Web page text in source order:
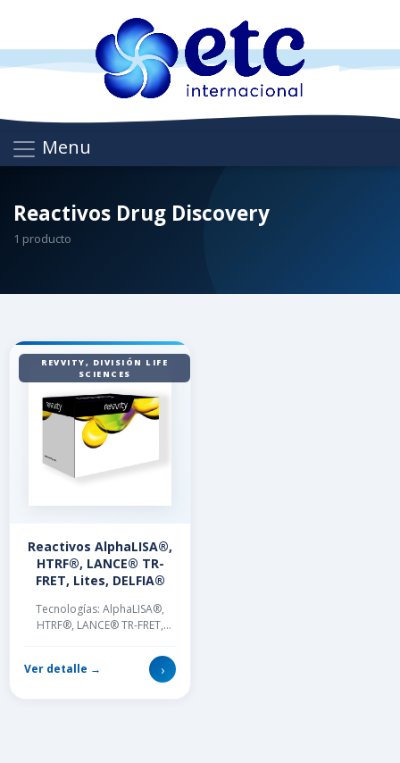
Menu
Reactivos Drug Discovery
1 producto
REVVITY, DIVISIÓN LIFE
SCIENCES
Reactivos AlphaLISA®,
HTRF®, LANCE® TR-
FRET, Lites, DELFIA®
Tecnologías: AlphaLISA®,
HTRF®, LANCE® TR-FRET,
descubrimiento de fármacos
comienza con la comp...
Ver detalle → ›